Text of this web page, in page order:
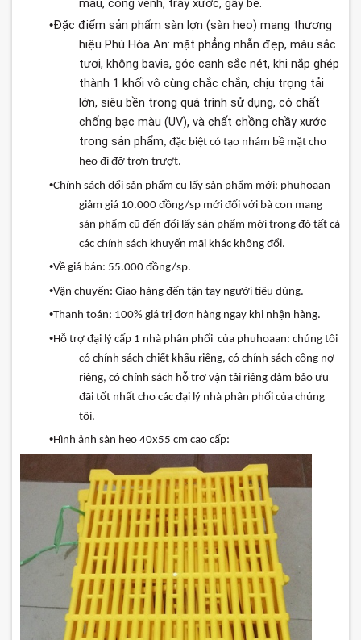
•Đặc điểm sản phẩm sàn lợn (sàn heo) mang thương
hiệu Phú Hòa An: mặt phẳng nhẵn đẹp, màu sắc
tươi, không bavia, góc cạnh sắc nét, khi nắp ghép
thành 1 khối vô cùng chắc chắn, chịu trọng tải
lớn, siêu bền trong quá trình sử dụng, có chất
chống bạc màu (UV), và chất chồng chầy xước
trong sản phẩm, đặc biệt có tạo nhám bề mặt cho
heo đi đỡ trơn trượt.
•Chính sách đổi sản phẩm cũ lấy sản phẩm mới: phuhoaan
giảm giá10.000 đồng/sp mới đối với bàcon mang
sản phẩm cũ đến đổi lấy sản phẩm mới trong đó tất cả
các chính sách khuyến mãi khác không đổi.
•Về giá bán: 55.000đồng/sp.
•Vận chuyển:Giao hàng đến tận tay người tiêu dùng.
•Thanh toán: 100%giá trị đơn hàng ngay khi nhận hàng.
•Hỗ trợ đại lý cấp 1 nhà phân phối của phuhoaan:chúng tôi
có chính sách chiết khấu riêng, có chính sách công nợ
riêng, có chính sách hỗ trơ vận tải riêng đảm bảo ưu
đãi tốt nhất cho các đại lý nhà phân phối của chúng
tôi.
•Hình ảnh sàn heo 40x55 cmcao cấp: